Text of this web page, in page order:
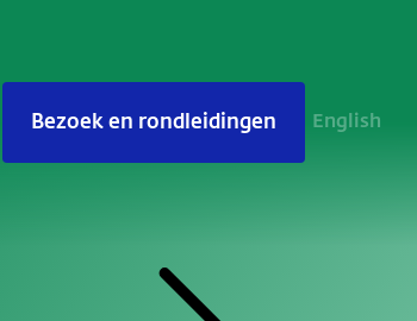
Bezoek en rondleidingen English